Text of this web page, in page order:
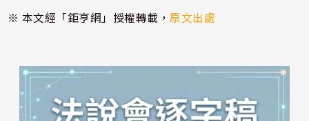
※ 本文經「鉅亨網」授權轉載，原文出處